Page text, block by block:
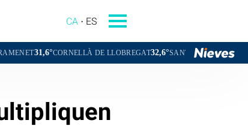
CA ES
DE LLOBREGAT 32,6°SANT BOI DE LLOBREGAT31,1°SANT